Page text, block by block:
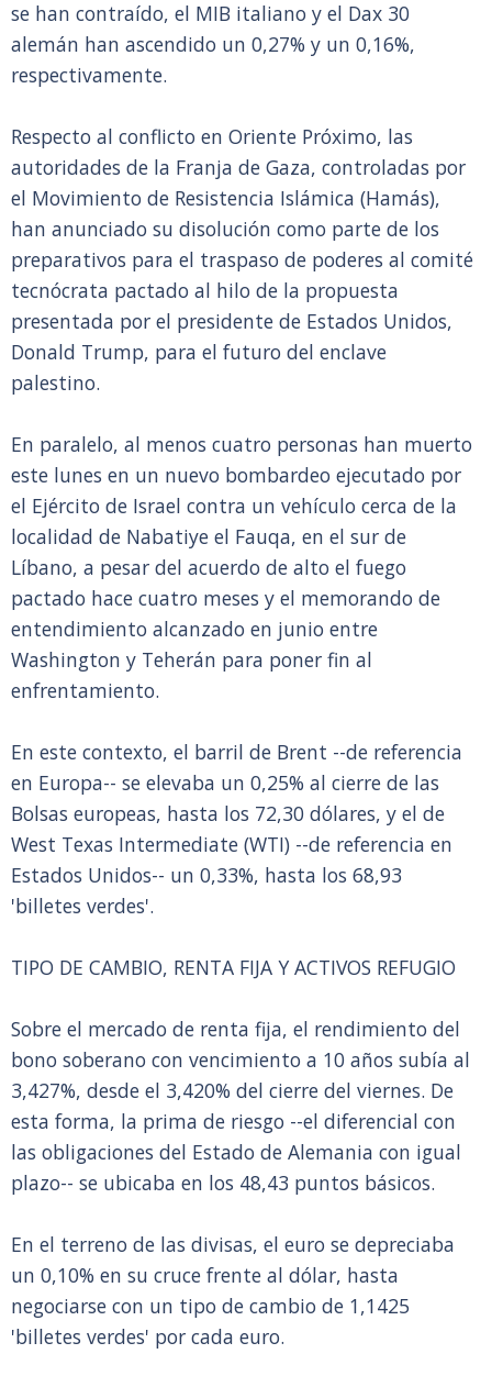
se han contraído, el MIB italiano y el Dax 30
alemán han ascendido un 0,27% y un 0,16%,
respectivamente.
Respecto al conflicto en Oriente Próximo, las
autoridades de la Franja de Gaza, controladas por
el Movimiento de Resistencia Islámica (Hamás),
han anunciado su disolución como parte de los
preparativos para el traspaso de poderes al comité
tecnócrata pactado al hilo de la propuesta
presentada por el presidente de Estados Unidos,
Donald Trump, para el futuro del enclave
palestino.
En paralelo, al menos cuatro personas han muerto
este lunes en un nuevo bombardeo ejecutado por
el Ejército de Israel contra un vehículo cerca de la
localidad de Nabatiye el Fauqa, en el sur de
Líbano, a pesar del acuerdo de alto el fuego
pactado hace cuatro meses y el memorando de
entendimiento alcanzado en junio entre
Washington y Teherán para poner fin al
enfrentamiento.
En este contexto, el barril de Brent --de referencia
en Europa-- se elevaba un 0,25% al cierre de las
Bolsas europeas, hasta los 72,30 dólares, y el de
West Texas Intermediate (WTI) --de referencia en
Estados Unidos-- un 0,33%, hasta los 68,93
'billetes verdes'.
TIPO DE CAMBIO, RENTA FIJA Y ACTIVOS REFUGIO
Sobre el mercado de renta fija, el rendimiento del
bono soberano con vencimiento a 10 años subía al
3,427%, desde el 3,420% del cierre del viernes. De
esta forma, la prima de riesgo --el diferencial con
las obligaciones del Estado de Alemania con igual
plazo-- se ubicaba en los 48,43 puntos básicos.
En el terreno de las divisas, el euro se depreciaba
un 0,10% en su cruce frente al dólar, hasta
negociarse con un tipo de cambio de 1,1425
'billetes verdes' por cada euro.